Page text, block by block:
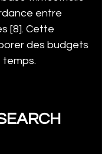
entre
[8]. Cette
des budgets
temps.